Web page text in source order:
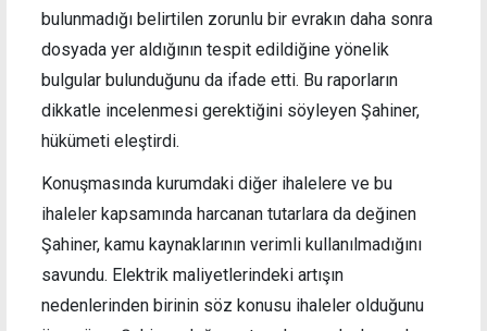
bulunmadığı belirtilen zorunlu bir evrakın daha sonra
dosyada yer aldığının tespit edildiğine yönelik
bulgular bulunduğunu da ifade etti. Bu raporların
dikkatle incelenmesi gerektiğini söyleyen Şahiner,
hükümeti eleştirdi.
Konuşmasında kurumdaki diğer ihalelere ve bu
ihaleler kapsamında harcanan tutarlara da değinen
Şahiner, kamu kaynaklarının verimli kullanılmadığını
savundu. Elektrik maliyetlerindeki artışın
nedenlerinden birinin söz konusu ihaleler olduğunu